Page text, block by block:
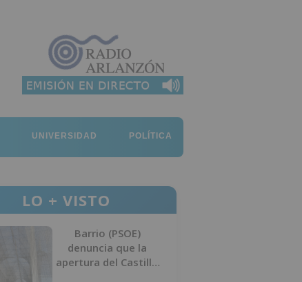
UNIVERSIDAD POLÍTICA
LO + VISTO
Barrio (PSOE)
denuncia que la
apertura del Castillo